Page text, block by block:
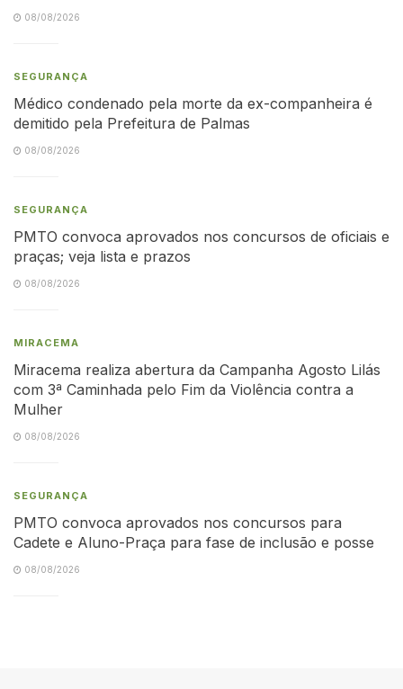
08/08/2026
SEGURANÇA
Médico condenado pela morte da ex-companheira é
demitido pela Prefeitura de Palmas
08/08/2026
SEGURANÇA
PMTO convoca aprovados nos concursos de oficiais e
praças; veja lista e prazos
08/08/2026
MIRACEMA
Miracema realiza abertura da Campanha Agosto Lilás
com 3ª Caminhada pelo Fim da Violência contra a
Mulher
08/08/2026
SEGURANÇA
PMTO convoca aprovados nos concursos para
Cadete e Aluno-Praça para fase de inclusão e posse
08/08/2026